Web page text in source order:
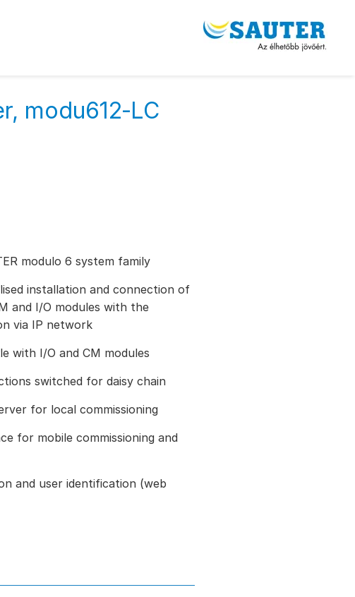
modu612‑LC
modulo 6 system family
installation and connection of
and I/O modules with the
via IP network
with I/O and CM modules
switched for daisy chain
for local commissioning
for mobile commissioning and
and user identification (web